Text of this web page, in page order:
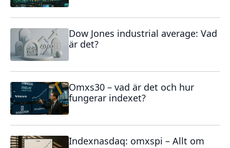
Dow Jones industrial average: Vad
är det?
Omxs30 – vad är det och hur
fungerar indexet?
Indexnasdaq: omxspi – Allt om